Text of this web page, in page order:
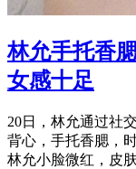
林允手托香
女感十足
20日，林允通过社
背心，手托香腮，
林允小脸微红，皮